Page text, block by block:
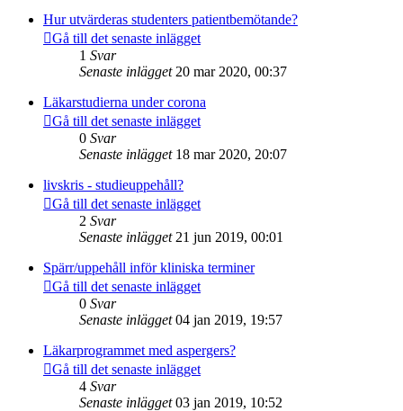
Hur utvärderas studenters patientbemötande?
Gå till det senaste inlägget
1 Svar
Senaste inlägget 20 mar 2020, 00:37
Läkarstudierna under corona
Gå till det senaste inlägget
0 Svar
Senaste inlägget 18 mar 2020, 20:07
livskris - studieuppehåll?
Gå till det senaste inlägget
2 Svar
Senaste inlägget 21 jun 2019, 00:01
Spärr/uppehåll inför kliniska terminer
Gå till det senaste inlägget
0 Svar
Senaste inlägget 04 jan 2019, 19:57
Läkarprogrammet med aspergers?
Gå till det senaste inlägget
4 Svar
Senaste inlägget 03 jan 2019, 10:52